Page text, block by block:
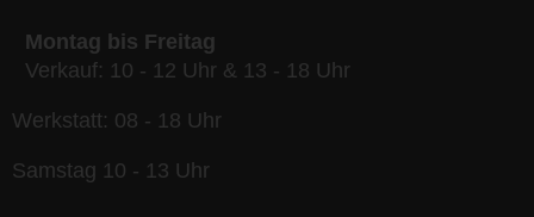
Montag bis Freitag
Verkauf: 10 - 12 Uhr & 13 - 18 Uhr
Werkstatt: 08 - 18 Uhr
Samstag 10 - 13 Uhr